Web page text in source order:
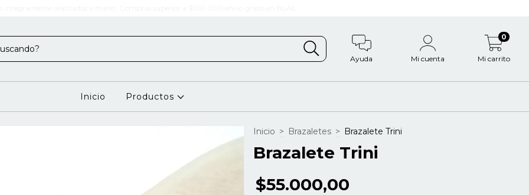
Ayuda Mi cuenta Mi carrito
0
Inicio Productos
Inicio > Brazaletes > Brazalete Trini
Brazalete Trini
$55.000,00